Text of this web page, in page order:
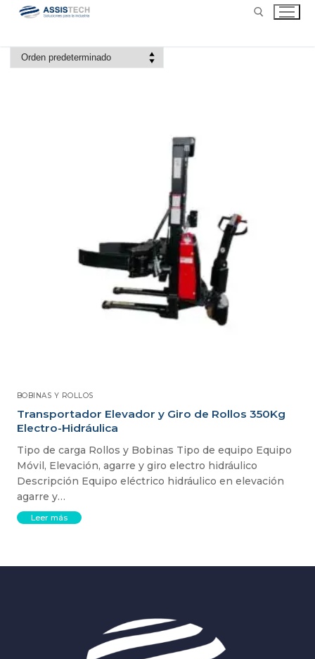
BOBINAS Y ROLLOS
Transportador Elevador y Giro de Rollos 350Kg
Electro-Hidráulica
Tipo de carga Rollos y Bobinas Tipo de equipo Equipo
Móvil, Elevación, agarre y giro electro hidráulico
Descripción Equipo eléctrico hidráulico en elevación
agarre y…
Leer más